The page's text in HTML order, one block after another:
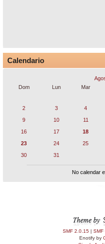
Calendario
Dom
Lun Mar
2
3 4
9
10 11
16
17 18
23
24 25
30
31
No calendar
SMF 2.0.15 | SMF
Enotify by